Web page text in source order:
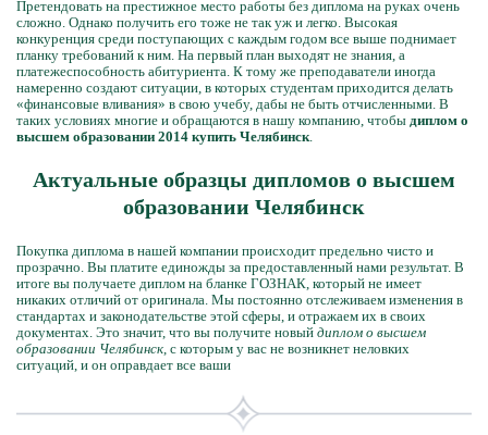
Претендовать на престижное место работы без диплома на руках очень
сложно. Однако получить его тоже не так уж и легко. Высокая
конкуренция среди поступающих с каждым годом все выше поднимает
планку требований к ним. На первый план выходят не знания, а
платежеспособность абитуриента. К тому же преподаватели иногда
намеренно создают ситуации, в которых студентам приходится делать
«финансовые вливания» в свою учебу, дабы не быть отчисленными. В
таких условиях многие и обращаются в нашу компанию, чтобы диплом о
высшем образовании 2014 купить Челябинск.
Актуальные образцы дипломов о высшем
образовании Челябинск
Покупка диплома в нашей компании происходит предельно чисто и
прозрачно. Вы платите единожды за предоставленный нами результат. В
итоге вы получаете диплом на бланке ГОЗНАК, который не имеет
никаких отличий от оригинала. Мы постоянно отслеживаем изменения в
стандартах и законодательстве этой сферы, и отражаем их в своих
документах. Это значит, что вы получите новый диплом о высшем
образовании Челябинск, с которым у вас не возникнет неловких
ситуаций, и он оправдает все ваши